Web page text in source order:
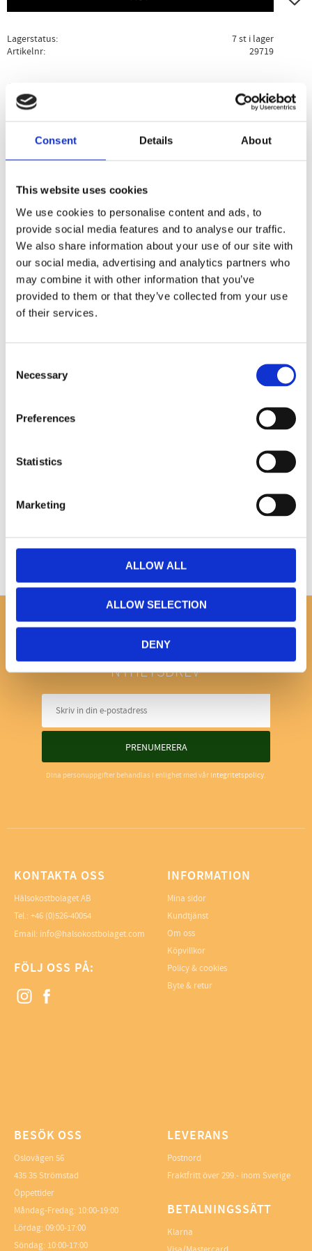
Consent Details About
This website uses cookies
We use cookies to personalise content and ads, to
provide social media features and to analyse our traffic.
We also share information about your use of our site with
our social media, advertising and analytics partners who
may combine it with other information that you’ve
provided to them or that they’ve collected from your use
of their services.
Selection
Necessary
Preferences
Statistics
Marketing
ALLOW ALL
ALLOW SELECTION
DENY
Lagerstatus
7 st i lager
Artikelnr
29719
dina musslor, hjärtmusslor, bläckfisk, gazpacho, pommes
frites och mer en touch av smak.
Dela med dig
Facebook
TwitterLinkedInPinterest
Bli den första att lämna ett omdöme.
NYHETSBREV
PRENUMERERA
Dina personuppgifter behandlas i enlighet med vår integritetspolicy.
KONTAKTA OSS
Hälsokostbolaget AB
Tel.: +46 (0)526-40054
Email: info@halsokostbolaget.com
FÖLJ OSS PÅ:
INFORMATION
Mina sidor
Kundtjänst
Om oss
Köpvillkor
Policy & cookies
Byte & retur
BESÖK OSS
Oslovägen 56
435 35 Strömstad
Öppettider
Måndag-Fredag: 10:00-19:00
Lördag: 09:00-17:00
Söndag: 10:00-17:00
LEVERANS
Postnord
Fraktfritt över 299.- inom Sverige
BETALNINGSSÄTT
Klarna